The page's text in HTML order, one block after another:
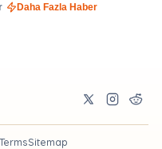
Daha Fazla Haber
TermsSitemap